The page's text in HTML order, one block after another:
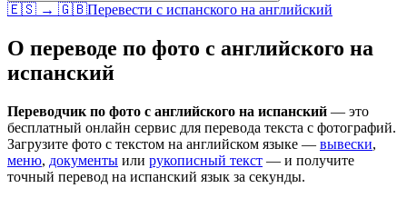
🇪🇸 → 🇬🇧Перевести с испанского на английский
О переводе по фото с английского на
испанский
Переводчик по фото с английского на испанский — это
бесплатный онлайн сервис для перевода текста с фотографий.
Загрузите фото с текстом на английском языке — вывески,
меню, документы или рукописный текст — и получите
точный перевод на испанский язык за секунды.